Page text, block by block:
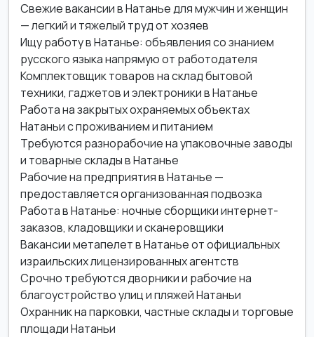
Свежие вакансии в Натанье для мужчин и женщин
— легкий и тяжелый труд от хозяев
Ищу работу в Натанье: объявления со знанием
русского языка напрямую от работодателя
Комплектовщик товаров на склад бытовой
техники, гаджетов и электроники в Натанье
Работа на закрытых охраняемых объектах
Натаньи с проживанием и питанием
Требуются разнорабочие на упаковочные заводы
и товарные склады в Натанье
Рабочие на предприятия в Натанье —
предоставляется организованная подвозка
Работа в Натанье: ночные сборщики интернет-
заказов, кладовщики и сканеровщики
Вакансии метапелет в Натанье от официальных
израильских лицензированных агентств
Срочно требуются дворники и рабочие на
благоустройство улиц и пляжей Натаньи
Охранник на парковки, частные склады и торговые
площади Натаньи